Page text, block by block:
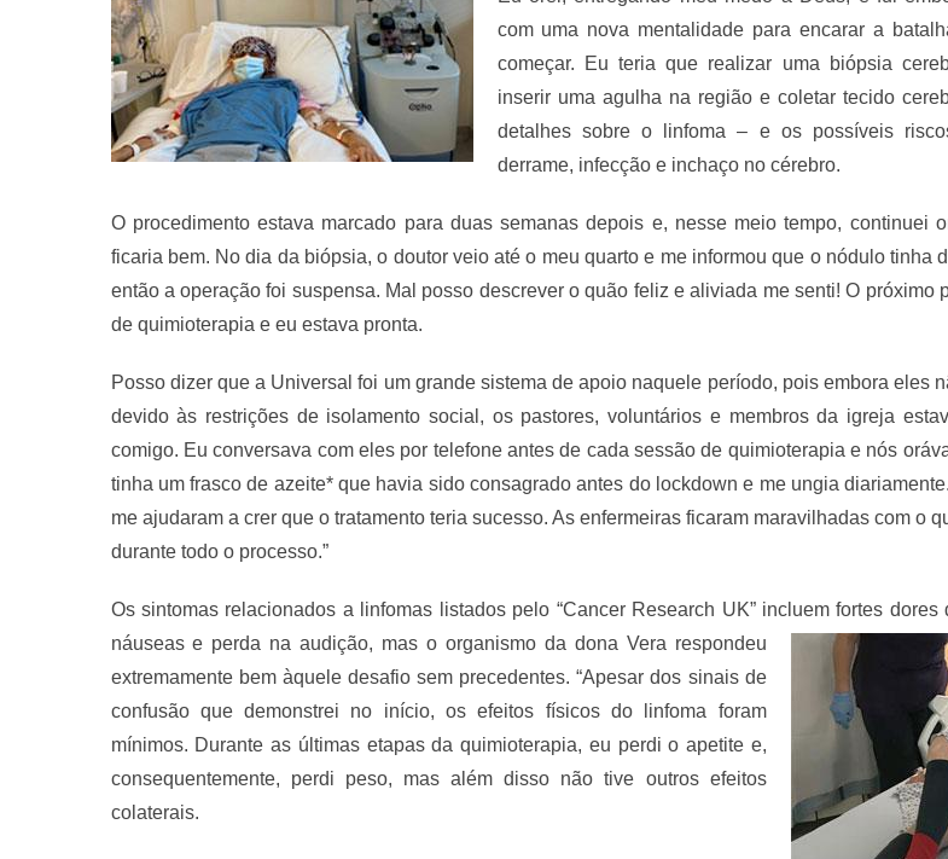
com uma nova mentalidade para encarar a
começar. Eu teria que realizar uma biópsia
inserir uma agulha na região e coletar tecido
detalhes sobre o linfoma – e os possíveis
derrame, infecção e inchaço no cérebro.
O procedimento estava marcado para duas semanas depois e, nesse meio tempo, continuei
ficaria bem. No dia da biópsia, o doutor veio até o meu quarto e me informou que o nódulo tinha
então a operação foi suspensa. Mal posso descrever o quão feliz e aliviada me senti! O próximo
de quimioterapia e eu estava pronta.
Posso dizer que a Universal foi um grande sistema de apoio naquele período, pois embora eles
devido às restrições de isolamento social, os pastores, voluntários e membros da igreja
comigo. Eu conversava com eles por telefone antes de cada sessão de quimioterapia e nós
tinha um frasco de azeite* que havia sido consagrado antes do lockdown e me ungia
me ajudaram a crer que o tratamento teria sucesso. As enfermeiras ficaram maravilhadas com o
durante todo o processo.”
Os sintomas relacionados a linfomas listados pelo “Cancer Research UK” incluemfortes dores
náuseas e perda na audição, mas o organismo da dona Vera respondeu
extremamente bem àquele desafio sem precedentes. “Apesar dos sinais de
confusão que demonstrei no início, os efeitos físicos do linfoma foram
mínimos. Durante as últimas etapas da quimioterapia, eu perdi o apetite e,
consequentemente, perdi peso, mas além disso não tive outros efeitos
colaterais.